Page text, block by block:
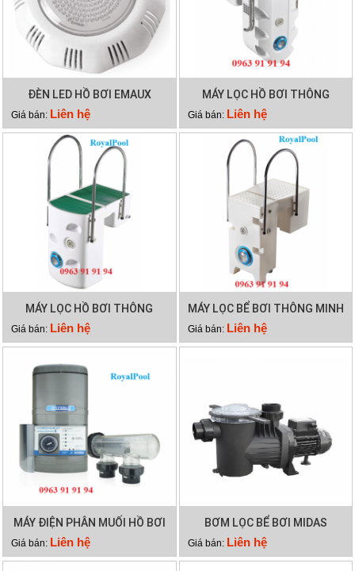
ĐÈN LED HỒ BƠI EMAUX
TP100
Giá bán: Liên hệ
MÁY LỌC HỒ BƠI THÔNG
MINH PK 8028
Giá bán: Liên hệ
MÁY LỌC HỒ BƠI THÔNG
MINH PK 8025
Giá bán: Liên hệ
MÁY LỌC BỂ BƠI THÔNG MINH
PK 8029
Giá bán: Liên hệ
MÁY ĐIỆN PHÂN MUỐI HỒ BƠI
WATERCO HYDROCHLOR ST
2500
Giá bán: Liên hệ
BƠM LỌC BỂ BƠI MIDAS
GAMMA 26
Giá bán: Liên hệ